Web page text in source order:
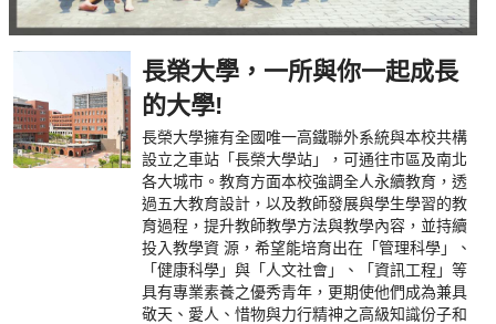
長榮大學，一所與你一起成長
的大學!
長榮大學擁有全國唯一高鐵聯外系統與本校共構
設立之車站「長榮大學站」，可通往市區及南北
各大城市。教育方面本校強調全人永續教育，透
過五大教育設計，以及教師發展與學生學習的教
育過程，提升教師教學方法與教學內容，並持續
投入教學資 源，希望能培育出在「管理科學」、
「健康科學」與「人文社會」、「資訊工程」等
具有專業素養之優秀青年，更期使他們成為兼具
敬天、愛人、惜物與力行精神之高級知識份子和